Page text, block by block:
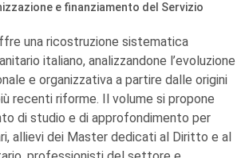
e finanziamento del Servizio
una ricostruzione sistematica
italiano, analizzandone l’evoluzione
e organizzativa a partire dalle origini
recenti riforme. Il volume si propone
di studio e di approfondimento per
allievi dei Master dedicati al Diritto e al